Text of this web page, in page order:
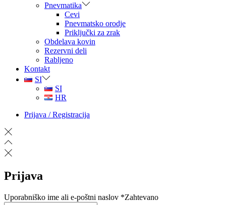
Pnevmatika
Cevi
Pnevmatsko orodje
Priključki za zrak
Obdelava kovin
Rezervni deli
Rabljeno
Kontakt
SI
SI
HR
Prijava / Registracija
Prijava
Uporabniško ime ali e-poštni naslov *Zahtevano